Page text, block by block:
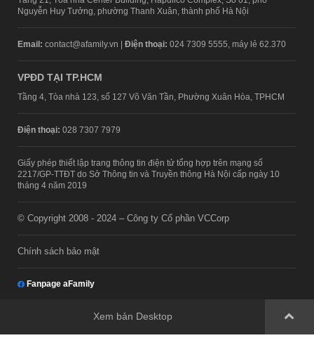
Nguyễn Huy Tưởng, phường Thanh Xuân, thành phố Hà Nội
Email: contact@afamily.vn | Điện thoại: 024 7309 5555, máy lẻ 62.370
VPĐD TẠI TP.HCM
Tầng 4, Tòa nhà 123, số 127 Võ Văn Tần, Phường Xuân Hòa, TPHCM
Điện thoại: 028 7307 7979
Giấy phép thiết lập trang thông tin điện tử tổng hợp trên mạng số
2217/GP-TTĐT do Sở Thông tin và Truyền thông Hà Nội cấp ngày 10
tháng 4 năm 2019
© Copyright 2008 - 2024 – Công ty Cổ phần VCCorp
Chính sách bảo mật
Fanpage aFamily
Xem bản Desktop